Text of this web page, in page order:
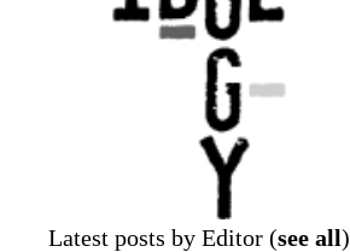
Latest posts by Editor (see all)